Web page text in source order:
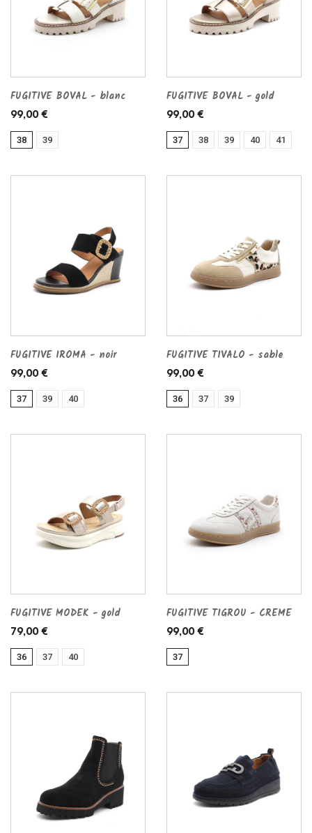
FUGITIVE BOVAL - blanc
99,00 €
38 39
FUGITIVE BOVAL - gold
99,00 €
37 38 39 40 41
FUGITIVE IROMA - noir
99,00 €
37 39 40
FUGITIVE TIVALO - sable
99,00 €
36 37 39
FUGITIVE MODEK - gold
79,00 €
36 37 40
FUGITIVE TIGROU - CREME
99,00 €
37